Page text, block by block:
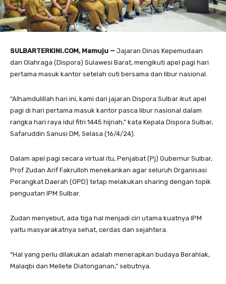
SULBARTERKINI.COM, Mamuju — Jajaran Dinas Kepemudaan
dan Olahraga (Dispora) Sulawesi Barat, mengikuti apel pagi hari
pertama masuk kantor setelah cuti bersama dan libur nasional.
“Alhamdulillah hari ini, kami dari jajaran Dispora Sulbar ikut apel
pagi di hari pertama masuk kantor pasca libur nasional dalam
rangka hari raya idul fitri 1445 hijriah,” kata Kepala Dispora Sulbar,
Safaruddin Sanusi DM, Selasa (16/4/24).
Dalam apel pagi secara virtual itu, Penjabat (Pj) Gubernur Sulbar,
Prof Zudan Arif Fakrulloh menekankan agar seluruh Organisasi
Perangkat Daerah (OPD) tetap melakukan sharing dengan topik
penguatan IPM Sulbar.
Zudan menyebut, ada tiga hal menjadi ciri utama kuatnya IPM
yaitu masyarakatnya sehat, cerdas dan sejahtera.
“Hal yang perlu dilakukan adalah menerapkan budaya Berahlak,
Malaqbi dan Mellete Diatonganan,” sebutnya.